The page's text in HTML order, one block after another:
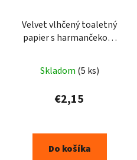
Velvet vlhčený toaletný
papier s harmančekom
Skladom (5 ks)
€2,15
Do košíka